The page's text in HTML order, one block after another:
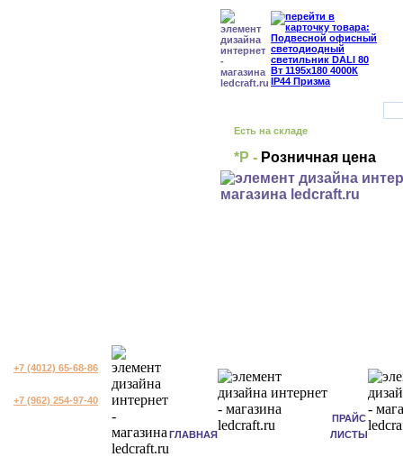
Есть на складе
*Р - Розничная цена
+7 (4012) 65-68-86
+7 (962) 254-97-40
ГЛАВНАЯ
ПРАЙС
ЛИСТЫ